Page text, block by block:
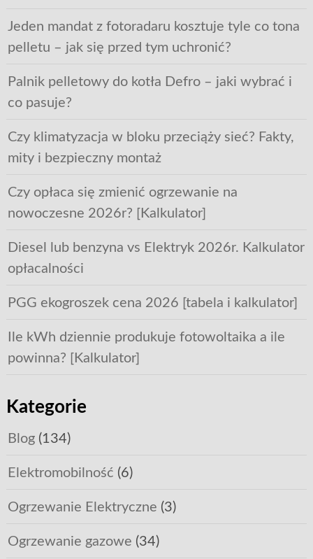
Jeden mandat z fotoradaru kosztuje tyle co tona
pelletu – jak się przed tym uchronić?
Palnik pelletowy do kotła Defro – jaki wybrać i
co pasuje?
Czy klimatyzacja w bloku przeciąży sieć? Fakty,
mity i bezpieczny montaż
Czy opłaca się zmienić ogrzewanie na
nowoczesne 2026r? [Kalkulator]
Diesel lub benzyna vs Elektryk 2026r. Kalkulator
opłacalności
PGG ekogroszek cena 2026 [tabela i kalkulator]
Ile kWh dziennie produkuje fotowoltaika a ile
powinna? [Kalkulator]
Kategorie
Blog(134)
Elektromobilność (6)
Ogrzewanie Elektryczne (3)
Ogrzewanie gazowe (34)